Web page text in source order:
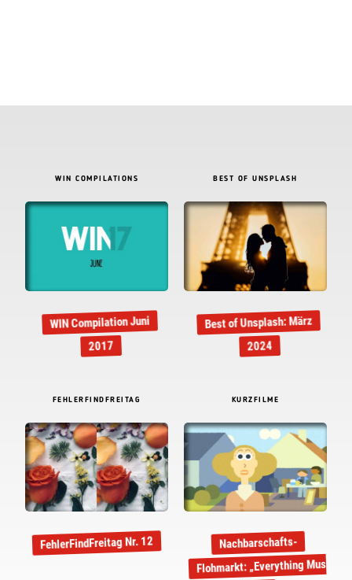
WIN COMPILATIONS
WIN Compilation Juni
2017
BEST OF UNSPLASH
Best of Unsplash: März
2024
FEHLERFINDFREITAG
FehlerFindFreitag Nr. 12
KURZFILME
Nachbarschafts-
Flohmarkt: „Everything Must